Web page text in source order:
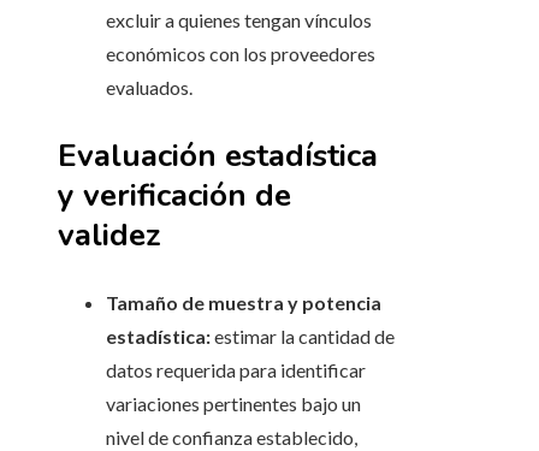
excluir a quienes tengan vínculos
económicos con los proveedores
evaluados.
Evaluación estadística
y verificación de
validez
Tamaño de muestra y potencia
estadística:estimar la cantidad de
datos requerida para identificar
variaciones pertinentes bajo un
nivel de confianza establecido,